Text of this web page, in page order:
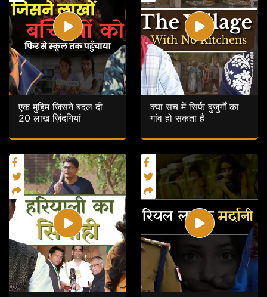
एक मुहिम जिसने बदल दी
20 लाख ज़िंदगियां
क्या सच में सिर्फ बुजुर्गों का
गांव हो सकता है